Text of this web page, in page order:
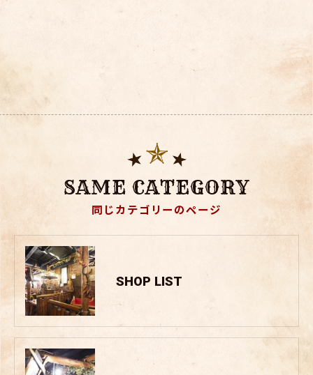
同じカテゴリーのページ
SAME CATEGORY
SHOP LIST